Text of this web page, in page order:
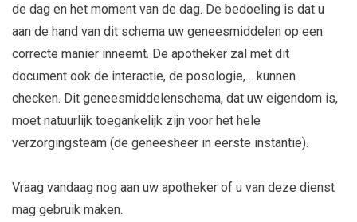
de dag en het moment van de dag. De bedoeling is dat u
aan de hand van dit schema uw geneesmiddelen op een
correcte manier inneemt. De apotheker zal met dit
document ook de interactie, de posologie,… kunnen
checken. Dit geneesmiddelenschema, dat uw eigendom is,
moet natuurlijk toegankelijk zijn voor het hele
verzorgingsteam (de geneesheer in eerste instantie).
Vraag vandaag nog aan uw apotheker of u van deze dienst
mag gebruik maken.